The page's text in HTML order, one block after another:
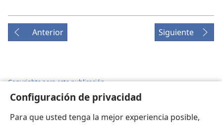
Configuración de privacidad
Para que usted tenga la mejor experiencia posible,
Anterior Siguiente
Copyrights para esta publicación
Copyright©2026Watch Tower Bible and Tract Society of
CONDICIONES DE USO|POLÍTICA DE PRIVACIDAD|